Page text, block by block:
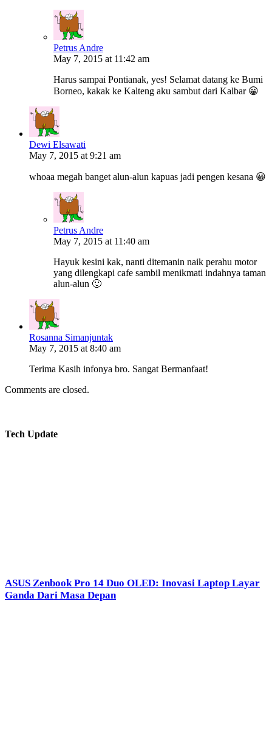
Petrus Andre
May 7, 2015 at 11:42 am
Harus sampai Pontianak, yes! Selamat datang ke Bumi
Borneo, kakak ke Kalteng aku sambut dari Kalbar 😀
Dewi Elsawati
May 7, 2015 at 9:21 am
whoaa megah banget alun-alun kapuas jadi pengen kesana 😀
Petrus Andre
May 7, 2015 at 11:40 am
Hayuk kesini kak, nanti ditemanin naik perahu motor
yang dilengkapi cafe sambil menikmati indahnya taman
alun-alun 🙂
Rosanna Simanjuntak
May 7, 2015 at 8:40 am
Terima Kasih infonya bro. Sangat Bermanfaat!
Comments are closed.
Tech Update
ASUS Zenbook Pro 14 Duo OLED: Inovasi Laptop Layar
Ganda Dari Masa Depan